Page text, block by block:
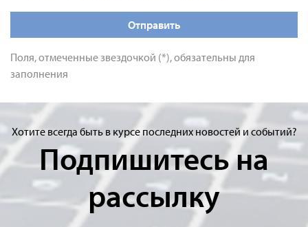
Отправить
Поля, отмеченные звездочкой (*), обязательны для
заполнения
Хотите всегда быть в курсе последних новостей и событий?
Подпишитесь на
рассылку